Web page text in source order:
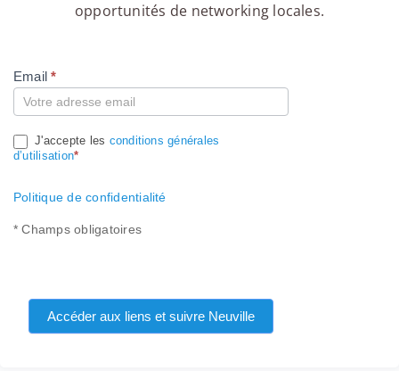
opportunités de networking locales.
Compte
Email*
J'accepte les conditions générales
d’utilisation*
Politique de confidentialité
* Champs obligatoires
Accéder aux liens et suivre Neuville